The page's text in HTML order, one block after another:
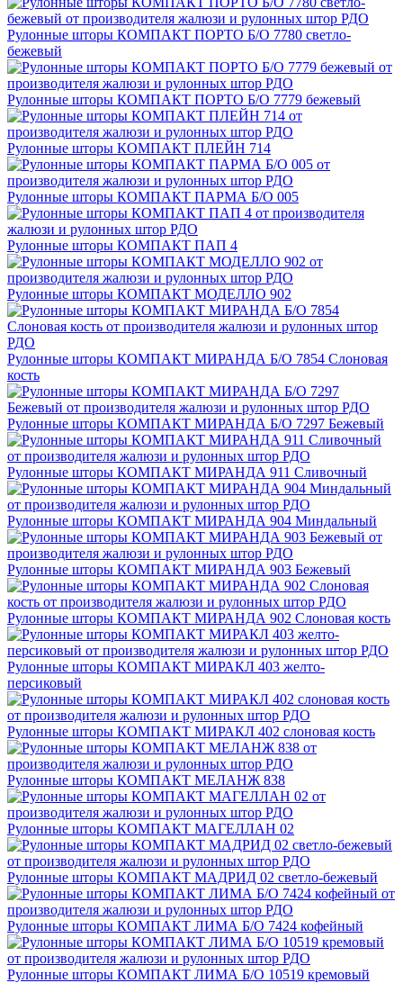
Рулонные шторы КОМПАКТ ПОРТО Б/О 7780 светло-
бежевый
Рулонные шторы КОМПАКТ ПОРТО Б/О 7779 бежевый
Рулонные шторы КОМПАКТ ПЛЕЙН 714
Рулонные шторы КОМПАКТ ПАРМА Б/О 005
Рулонные шторы КОМПАКТ ПАП 4
Рулонные шторы КОМПАКТ МОДЕЛЛО 902
Рулонные шторы КОМПАКТ МИРАНДА Б/О 7854 Слоновая
кость
Рулонные шторы КОМПАКТ МИРАНДА Б/О 7297 Бежевый
Рулонные шторы КОМПАКТ МИРАНДА 911 Сливочный
Рулонные шторы КОМПАКТ МИРАНДА 904 Миндальный
Рулонные шторы КОМПАКТ МИРАНДА 903 Бежевый
Рулонные шторы КОМПАКТ МИРАНДА 902 Слоновая кость
Рулонные шторы КОМПАКТ МИРАКЛ 403 желто-
персиковый
Рулонные шторы КОМПАКТ МИРАКЛ 402 слоновая кость
Рулонные шторы КОМПАКТ МЕЛАНЖ 838
Рулонные шторы КОМПАКТ МАГЕЛЛАН 02
Рулонные шторы КОМПАКТ МАДРИД 02 светло-бежевый
Рулонные шторы КОМПАКТ ЛИМА Б/О 7424 кофейный
Рулонные шторы КОМПАКТ ЛИМА Б/О 10519 кремовый